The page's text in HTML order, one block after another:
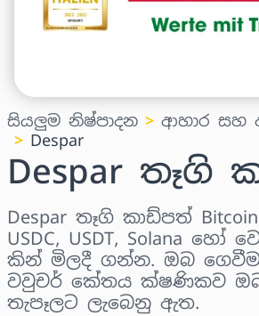
සියලුම නිෂ්පාදන
ආහාර සහ
Despar
Despar තෑගි
Despar තෑගි කාඩ්පත්
USDC, USDT, Solana හෝ
කින් මිලදී ගන්න. ඔබ
වවුචර් කේතය ක්ෂණිකව
තැපෑලට ලැබෙනු ඇත.